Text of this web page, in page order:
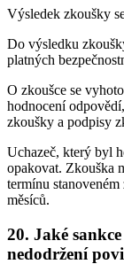
Výsledek zkoušky
Do výsledku
platných
O zkoušce se
hodnocení
zkoušky a podpisy
Uchazeč, který byl
opakovat. Zkouška
termínu
měsíců.
20. Jaké
nedodržení